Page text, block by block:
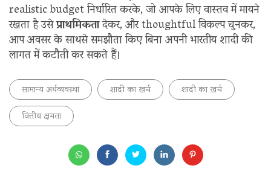
realistic budget निर्धारित करके, जो आपके लिए वास्तव में मायने
रखता है उसेप्राथमिकतादेकर, और thoughtful विकल्प चुनकर,
आप अवसर के साथसे समझौता किए बिना अपनी भारतीय शादी की
लागत में कटौती कर सकते हैं।
सामान्य अर्थव्यवस्था शादी का खर्च
शादी का खर्च
वित्तीय क्षमता